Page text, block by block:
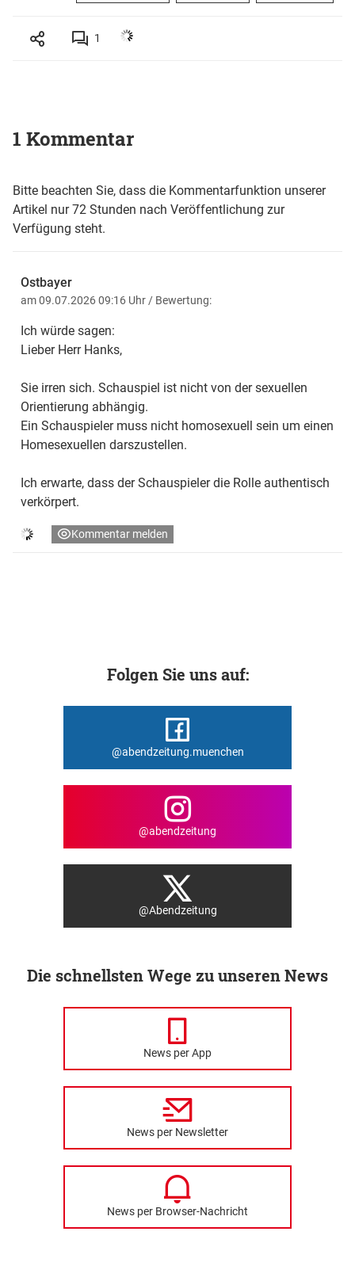
1
1 Kommentar
Bitte beachten Sie, dass die Kommentarfunktion unserer
Artikel nur 72 Stunden nach Veröffentlichung zur
Verfügung steht.
Ostbayer
am 09.07.2026 09:16 Uhr / Bewertung:
Ich würde sagen:
Lieber Herr Hanks,
Sie irren sich. Schauspiel ist nicht von der sexuellen
Orientierung abhängig.
Ein Schauspieler muss nicht homosexuell sein um einen
Homesexuellen darszustellen.
Ich erwarte, dass der Schauspieler die Rolle authentisch
verkörpert.
Kommentar melden
Folgen Sie uns auf:
@abendzeitung.muenchen
@abendzeitung
@Abendzeitung
Die schnellsten Wege zu unseren News
News per App
News per Newsletter
News per Browser-Nachricht